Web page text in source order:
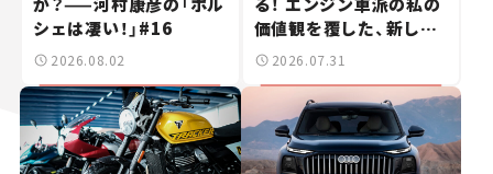
シェは凄い！」#16
2026.08.02
価値観を覆した、新しい
ポルシェの走り。
2026.07.31